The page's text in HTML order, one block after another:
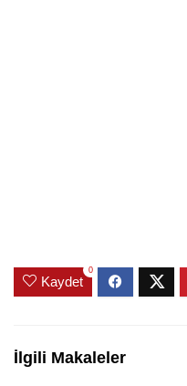
Kaydet
0
İlgili Makaleler